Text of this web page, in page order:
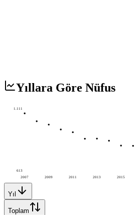
Yıllara Göre Nüfus
2007 2009 2011 2013 2015
1.111
613
Yıl
Toplam